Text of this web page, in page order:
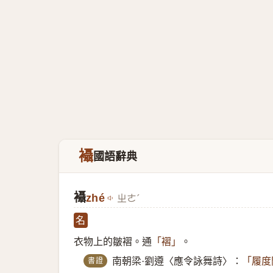
襵國語辭典
襵zhé ㄓㄜˊ
名
衣物上的皺褶。通 「褶」 。
書證 南朝梁·劉遵〈應令詠舞詩〉：
「履